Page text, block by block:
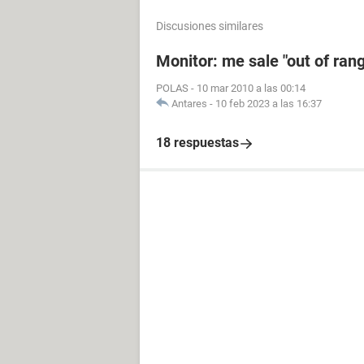
Discusiones similares
Monitor: me sale "out of
POLAS - 10 mar 2010 a las 00:14
Antares - 10 feb 2023 a las 16:37
18 respuestas